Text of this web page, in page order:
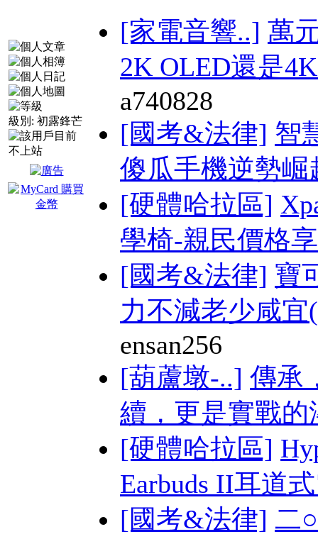
級別: 初露鋒芒
[家電音響..] 萬
2K OLED還是
a740828
[國考&法律] 智
傻瓜手機逆勢崛
[硬體哈拉區]
學椅-親民價格
[國考&法律] 寶
力不減老少咸宜
ensan256
[葫蘆墩-..] 傳承
續，更是實戰的
[硬體哈拉區]
Earbuds II耳道
[國考&法律] 二